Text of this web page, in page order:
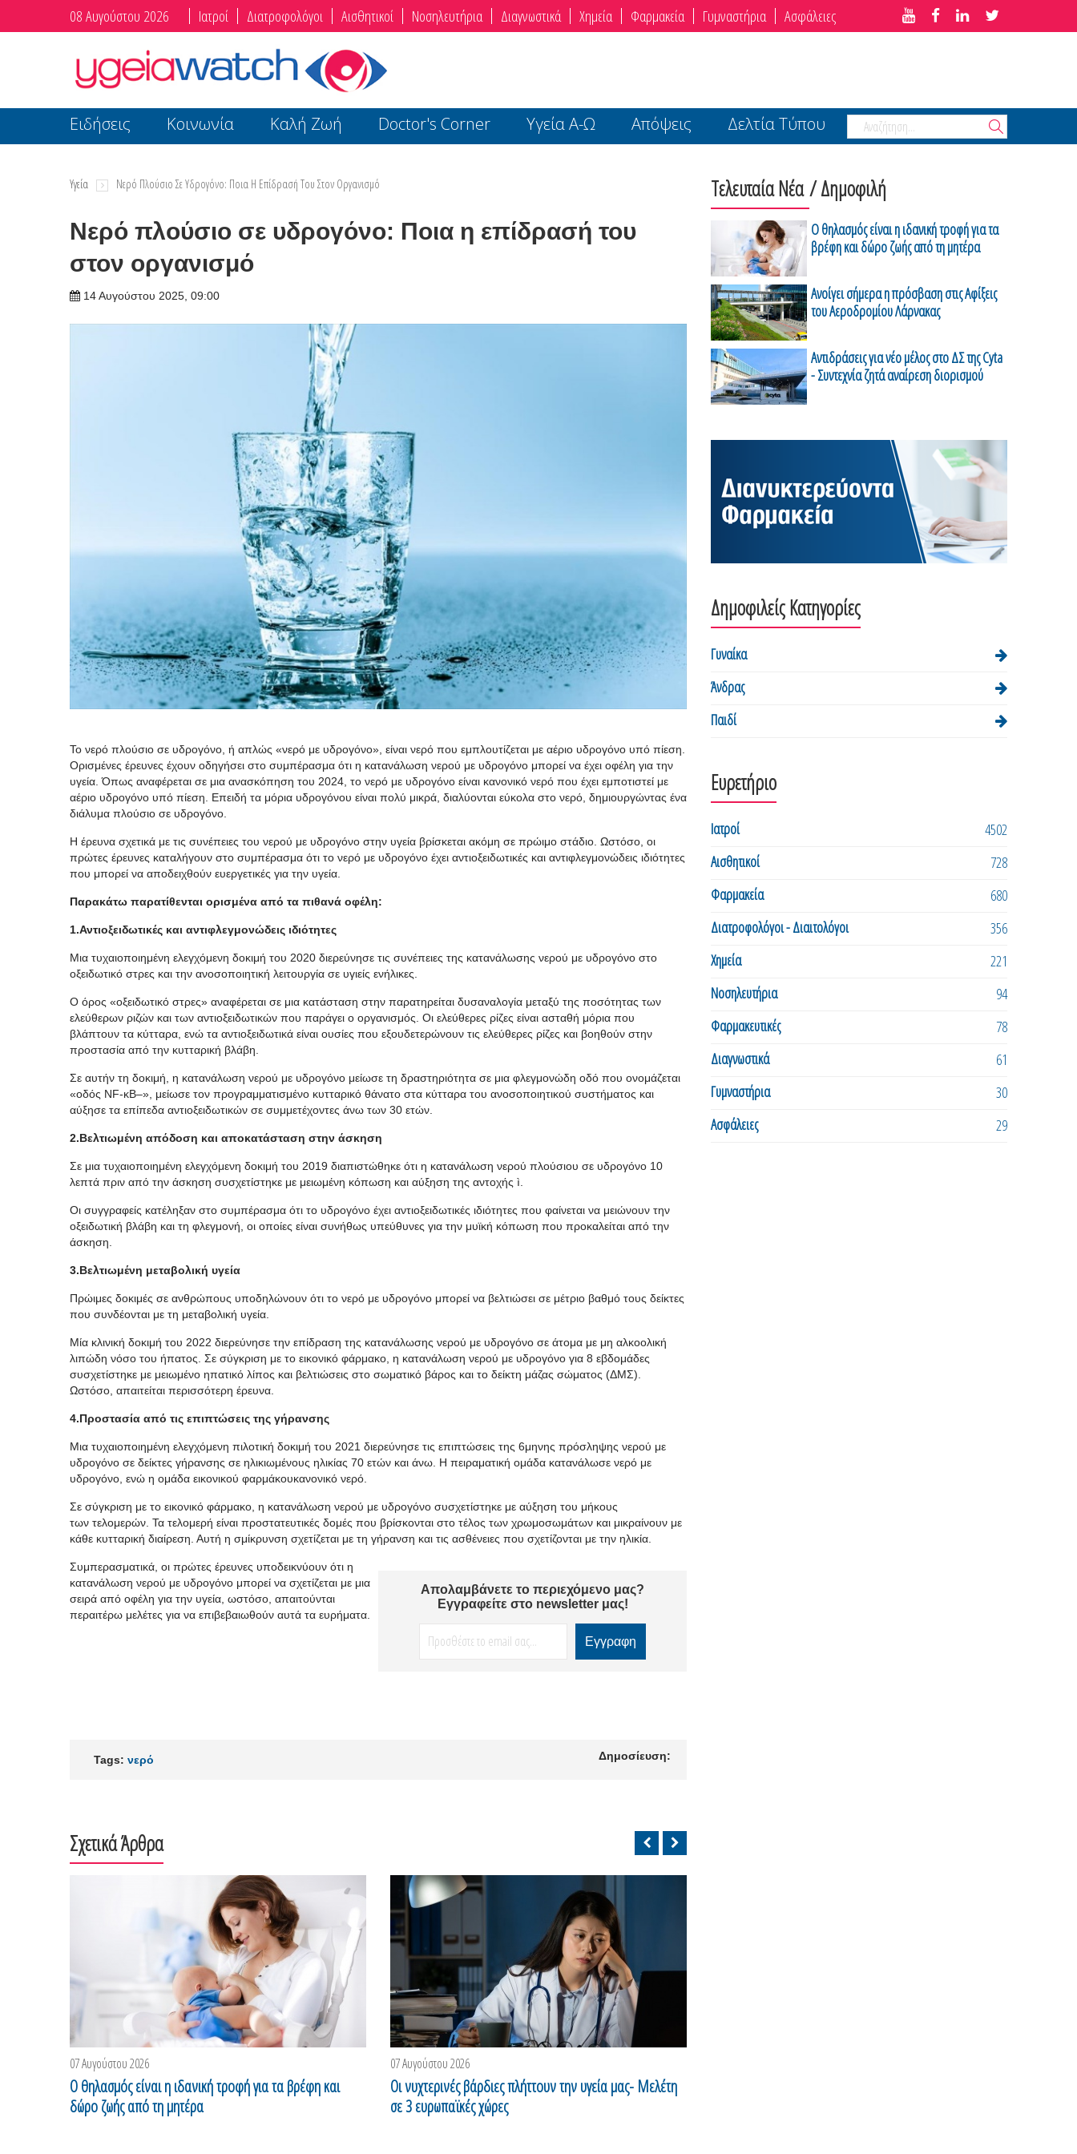
08 Αυγούστου 2026 Ιατροί Διατροφολόγοι Αισθητικοί Νοσηλευτήρια Διαγνωστικά Χημεία Φαρμακεία Γυμναστήρια Ασφάλειες
Ειδήσεις Κοινωνία Καλή Ζωή Doctor's Corner Υγεία Α-Ω Απόψεις Δελτία Τύπου
Υγεία Nερό Πλούσιο Σε Υδρογόνο: Ποια Η Επίδρασή Του Στον Οργανισμό
Nερό πλούσιο σε υδρογόνο: Ποια η επίδρασή του
στον οργανισμό
14 Αυγούστου 2025, 09:00
Το νερό πλούσιο σε υδρογόνο, ή απλώς «νερό με υδρογόνο», είναι νερό που εμπλουτίζεται με αέριο υδρογόνο υπό πίεση.
Ορισμένες έρευνες έχουν οδηγήσει στο συμπέρασμα ότι η κατανάλωση νερού με υδρογόνο μπορεί να έχει οφέλη για την
υγεία.Όπως αναφέρεται σε μια ανασκόπηση του 2024, το νερό με υδρογόνο είναι κανονικό νερό που έχει εμποτιστεί με
αέριο υδρογόνο υπό πίεση. Επειδή τα μόρια υδρογόνου είναι πολύ μικρά, διαλύονται εύκολα στο νερό, δημιουργώντας ένα
διάλυμα πλούσιο σε υδρογόνο.
Η έρευνα σχετικά με τις συνέπειες του νερού με υδρογόνο στην υγεία βρίσκεται ακόμη σε πρώιμο στάδιο. Ωστόσο , οι
πρώτες έρευνες καταλήγουν στο συμπέρασμα ότι το νερό με υδρογόνο έχει αντιοξειδωτικές και αντιφλεγμονώδεις ιδιότητες
που μπορεί να αποδειχθούν ευεργετικές για την υγεία.
Παρακάτω παρατίθενται ορισμένα από τα πιθανά οφέλη:
1.Αντιοξειδωτικές και αντιφλεγμονώδεις ιδιότητες
Μια τυχαιοποιημένη ελεγχόμενη δοκιμή του 2020 διερεύνησε τις συνέπειες της κατανάλωσης νερού με υδρογόνο στο
οξειδωτικό στρες και την ανοσοποιητική λειτουργία σε υγιείς ενήλικες.
Ο όρος «οξειδωτικό στρες» αναφέρεται σε μια κατάσταση στην παρατηρείται δυσαναλογία μεταξύ της ποσότητας των
ελεύθερων ριζών και των αντιοξειδωτικών που παράγει ο οργανισμός. Οι ελεύθερες ρίζες είναι ασταθή μόρια που
βλάπτουν τα κύτταρα, ενώ τα αντιοξειδωτικά είναι ουσίες που εξουδετερώνουν τις ελεύθερες ρίζες και βοηθούν στην
προστασία από την κυτταρική βλάβη.
Σε αυτήν τη δοκιμή, η κατανάλωση νερού με υδρογόνο μείωσε τη δραστηριότητα σε μια φλεγμονώδη οδό που ονομάζεται
«οδός NF‑κB–», μείωσε τον προγραμματισμένο κυτταρικό θάνατο στα κύτταρα του ανοσοποιητικού συστήματος και
αύξησε τα επίπεδα αντιοξειδωτικών σε συμμετέχοντες άνω των 30 ετών.
2.Βελτιωμένη απόδοση και αποκατάσταση στην άσκηση
Σε μια τυχαιοποιημένη ελεγχόμενη δοκιμή του 2019 διαπιστώθηκε ότι η κατανάλωση νερού πλούσιου σε υδρογόνο 10
λεπτά πριν από την άσκηση συσχετίστηκε με μειωμένη κόπωση και αύξηση της αντοχής ì.
Οι συγγραφείς κατέληξαν στο συμπέρασμα ότι το υδρογόνο έχει αντιοξειδωτικές ιδιότητες που φαίνεται να μειώνουν την
οξειδωτική βλάβη και τη φλεγμονή, οι οποίες είναι συνήθως υπεύθυνες για την μυϊκή κόπωση που προκαλείται από την
άσκηση.
3.Βελτιωμένη μεταβολική υγεία
Πρώιμες δοκιμές σε ανθρώπους υποδηλώνουν ότι το νερό με υδρογόνο μπορεί να βελτιώσει σε μέτριο βαθμό τους δείκτες
που συνδέονται με τη μεταβολική υγεία.
Μία κλινική δοκιμή του 2022 διερεύνησε την επίδραση της κατανάλωσης νερού με υδρογόνο σε άτομα με μη αλκοολική
λιπώδη νόσο του ήπατος. Σε σύγκριση με το εικονικό φάρμακο, η κατανάλωση νερού με υδρογόνο για 8 εβδομάδες
συσχετίστηκε με μειωμένο ηπατικό λίπος και βελτιώσεις στο σωματικό βάρος και το δείκτη μάζας σώματος (ΔΜΣ).
Ωστόσο, απαιτείται περισσότερη έρευνα.
4.Προστασία από τις επιπτώσεις της γήρανσης
Μια τυχαιοποιημένη ελεγχόμενη πιλοτική δοκιμή του 2021 διερεύνησε τις επιπτώσεις της 6μηνης πρόσληψης νερού με
υδρογόνο σε δείκτες γήρανσης σε ηλικιωμένους ηλικίας 70 ετών και άνω. Η πειραματική ομάδα κατανάλωσε νερό με
υδρογόνο, ενώ η ομάδα εικονικού φαρμάκουκανονικό νερό.
Σε σύγκριση με το εικονικό φάρμακο, η κατανάλωση νερού με υδρογόνο συσχετίστηκε με αύξηση του μήκους
των τελομερών . Τα τελομερή είναι προστατευτικές δομές που βρίσκονται στο τέλος των χρωμοσωμάτων και μικραίνουν με
κάθε κυτταρική διαίρεση. Αυτή η σμίκρυνση σχετίζεται με τη γήρανση και τις ασθένειες που σχετίζονται με την ηλικία.
Απολαμβάνετε το περιεχόμενο μας?
Εγγραφείτε στο newsletter μας!
Συμπερασματικά, οι πρώτες έρευνες υποδεικνύουν ότι η
κατανάλωση νερού με υδρογόνο μπορεί να σχετίζεται με μια
σειρά από οφέλη για την υγεία, ωστόσο, απαιτούνται
περαιτέρω μελέτες για να επιβεβαιωθούν αυτά τα ευρήματα.
Tags: νερό Δημοσίευση:
Σχετικά Άρθρα
07 Αυγούστου 2026
Ο θηλασμός είναι η ιδανική τροφή για τα βρέφη και
δώρο ζωής από τη μητέρα
07 Αυγούστου 2026
Οι νυχτερινές βάρδιες πλήττουν την υγεία μας- Μελέτη
σε 3 ευρωπαϊκές χώρες
Τελευταία Νέα / Δημοφιλή
Ο θηλασμός είναι η ιδανική τροφή για τα
βρέφη και δώρο ζωής από τη μητέρα
Ανοίγει σήμερα η πρόσβαση στις Αφίξεις
του Αεροδρομίου Λάρνακας
Αντιδράσεις για νέο μέλος στο ΔΣ της Cyta
- Συντεχνία ζητά αναίρεση διορισμού
Δημοφιλείς Κατηγορίες
Γυναίκα
Άνδρας
Παιδί
Ευρετήριο
Ιατροί
4502
Αισθητικοί
728
Φαρμακεία
680
Διατροφολόγοι - Διαιτολόγοι
356
Χημεία
221
Νοσηλευτήρια
94
Φαρμακευτικές
78
Διαγνωστικά
61
Γυμναστήρια
30
Ασφάλειες
29